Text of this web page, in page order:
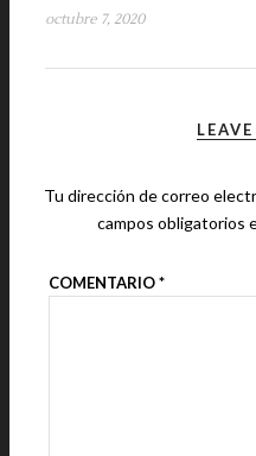
octubre 7, 2020
Tu dirección de correo
campos obligatorios
COMENTARIO*